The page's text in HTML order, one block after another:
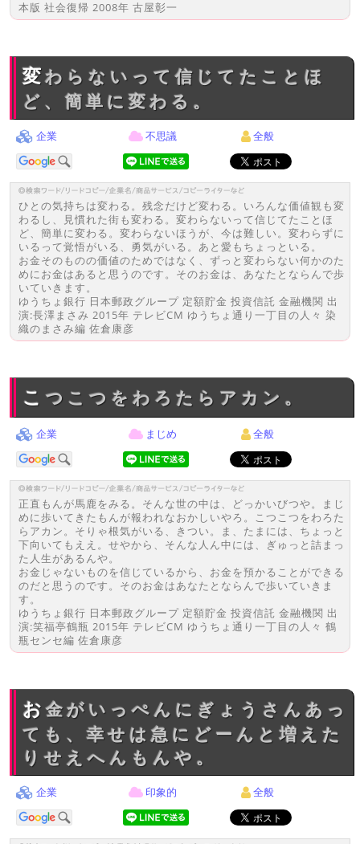
本版 社会復帰 2008年 古屋彰一
変わらないって信じてたことほ
ど、簡単に変わる。
企業 不思議 全般
ひとの気持ちは変わる。残念だけど変わる。いろんな価値観も変
わるし、見慣れた街も変わる。変わらないって信じてたことほ
ど、簡単に変わる。変わらないほうが、今は難しい。変わらずに
いるって覚悟がいる、勇気がいる。あと愛もちょっといる。
お金そのものの価値のためではなく、ずっと変わらない何かのた
めにお金はあると思うのです。そのお金は、あなたとならんで歩
いていきます。
ゆうちょ銀行 日本郵政グループ 定額貯金 投資信託 金融機関 出
演:長澤まさみ 2015年 テレビCM ゆうちょ通り一丁目の人々 染
織のまさみ編 佐倉康彦
こつこつをわろたらアカン。
企業 まじめ 全般
正直もんが馬鹿をみる。そんな世の中は、どっかいびつや。まじ
めに歩いてきたもんが報われなおかしいやろ。こつこつをわろた
らアカン。そりゃ根気がいる、きつい。ま、たまには、ちょっと
下向いてもええ。せやから、そんな人ん中には、ぎゅっと詰まっ
た人生があるんや。
お金じゃないものを信じているから、お金を預かることができる
のだと思うのです。そのお金はあなたとならんで歩いていきま
す。
ゆうちょ銀行 日本郵政グループ 定額貯金 投資信託 金融機関 出
演:笑福亭鶴瓶 2015年 テレビCM ゆうちょ通り一丁目の人々 鶴
瓶センセ編 佐倉康彦
お金がいっぺんにぎょうさんあっ
ても、幸せは急にどーんと増えた
りせえへんもんや。
企業 印象的 全般